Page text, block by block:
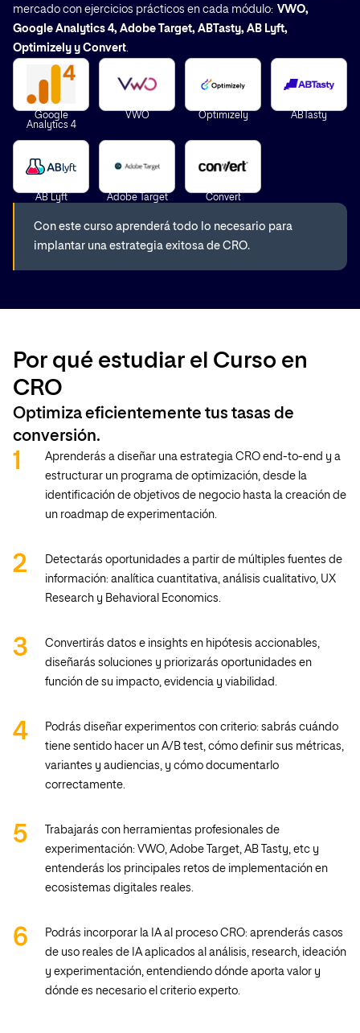
mercado con ejercicios prácticos en cada módulo: VWO,
Google Analytics 4, Adobe Target, ABTasty, AB Lyft,
Optimizely y Convert
Google
Analytics 4
VWO Optimizely ABTasty
AB Lyft Adobe Target Convert
Con este curso aprenderá todo lo necesario para
implantar una estrategia exitosa de CRO.
Por qué estudiar el Curso en
CRO
Optimiza eficientemente tus tasas de
conversión.
Aprenderás a diseñar una estrategia CRO end-to-end y a
estructurar un programa de optimización, desde la
identificación de objetivos de negocio hasta la creación de
un roadmap de experimentación.
Detectarás oportunidades a partir de múltiples fuentes de
información: analítica cuantitativa, análisis cualitativo, UX
Research y Behavioral Economics.
Convertirás datos e insights en hipótesis accionables,
diseñarás soluciones y priorizarás oportunidades en
función de su impacto, evidencia y viabilidad.
Podrás diseñar experimentos con criterio: sabrás cuándo
tiene sentido hacer un A/B test, cómo definir sus métricas,
variantes y audiencias, y cómo documentarlo
correctamente.
Trabajarás con herramientas profesionales de
experimentación: VWO, Adobe Target, AB Tasty, etc y
entenderás los principales retos de implementación en
ecosistemas digitales reales.
Podrás incorporar la IA al proceso CRO: aprenderás casos
de uso reales de IA aplicados al análisis, research, ideación
y experimentación, entendiendo dónde aporta valor y
dónde es necesario el criterio experto.